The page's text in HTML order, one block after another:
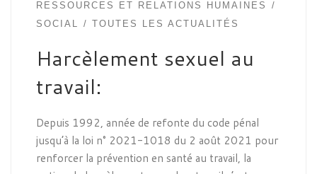
RESSOURCES ET RELATIONS HUMAINES
SOCIAL
TOUTES LES ACTUALITÉS
Harcèlement sexuel au
travail:
Depuis 1992, année de refonte du code pénal
jusqu’à la loi n° 2021-1018 du 2 août 2021 pour
renforcer la prévention en santé au travail, la